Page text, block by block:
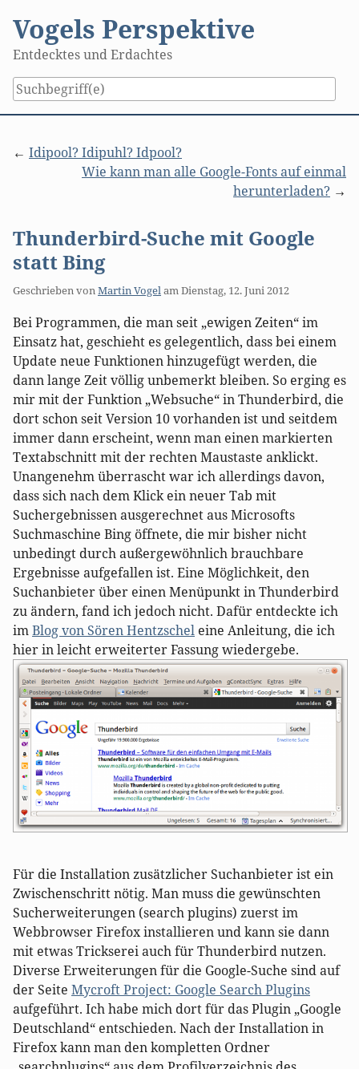
content
Vogels Perspektive
Entdecktes und Erdachtes
Idipool? Idipuhl? Idpool?
Wie kann man alle Google-Fonts auf einmal
herunterladen?
Thunderbird-Suche mit Google
statt Bing
Geschrieben vonMartin VogelamDienstag, 12. Juni 2012
Bei Programmen, die man seit „ewigen Zeiten“ im
Einsatz hat, geschieht es gelegentlich, dass bei einem
Update neue Funktionen hinzugefügt werden, die
dann lange Zeit völlig unbemerkt bleiben. So erging es
mir mit der Funktion „Websuche“ in Thunderbird, die
dort schon seit Version 10 vorhanden ist und seitdem
immer dann erscheint, wenn man einen markierten
Textabschnitt mit der rechten Maustaste anklickt.
Unangenehm überrascht war ich allerdings davon,
dass sich nach dem Klick ein neuer Tab mit
Suchergebnissen ausgerechnet aus Microsofts
Suchmaschine Bing öffnete, die mir bisher nicht
unbedingt durch außergewöhnlich brauchbare
Ergebnisse aufgefallen ist. Eine Möglichkeit, den
Suchanbieter über einen Menüpunkt in Thunderbird
zu ändern, fand ich jedoch nicht. Dafür entdeckte ich
imBlog von Sören Hentzschel eine Anleitung, die ich
hier in leicht erweiterter Fassung wiedergebe.
Für die Installation zusätzlicher Suchanbieter ist ein
Zwischenschritt nötig. Man muss die gewünschten
Sucherweiterungen (search plugins) zuerst im
Webbrowser Firefox installieren und kann sie dann
mit etwas Trickserei auch für Thunderbird nutzen.
Diverse Erweiterungen für die Google-Suche sind auf
der Seite Mycroft Project: Google Search Plugins
aufgeführt. Ich habe mich dort für das Plugin „Google
Deutschland“ entschieden. Nach der Installation in
Firefox kann man den kompletten Ordner